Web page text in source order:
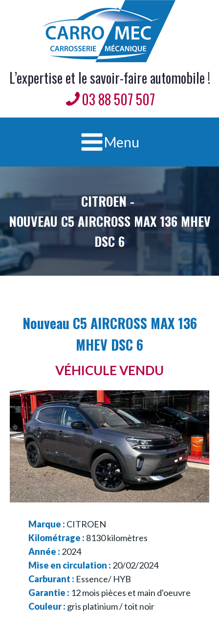
L’expertise et le savoir-faire automobile !
03 88 507 507
Menu
CITROEN-
NOUVEAU C5 AIRCROSS MAX 136 MHEV
DSC 6
Nouveau C5 AIRCROSS MAX 136
MHEV DSC 6
VÉHICULE VENDU
Marque : CITROEN
Kilométrage : 8130kilomètres
Année : 2024
Mise en circulation : 20/02/2024
Carburant : Essence/ HYB
Garantie : 12 mois pièces et main d'oeuvre
Couleur : gris platinium / toit noir